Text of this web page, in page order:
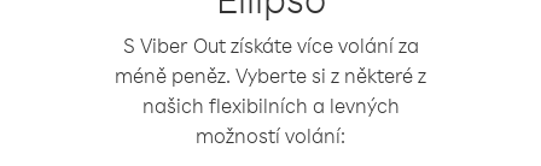
S Viber Out získáte více volání za
méně peněz. Vyberte si z některé z
našich flexibilních a levných
možností volání: